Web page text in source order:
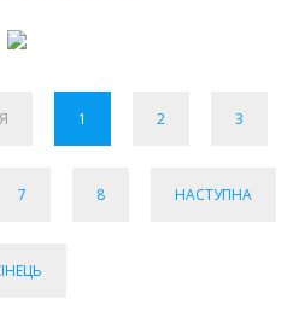
1 2 3
7 8 НАСТУПНА